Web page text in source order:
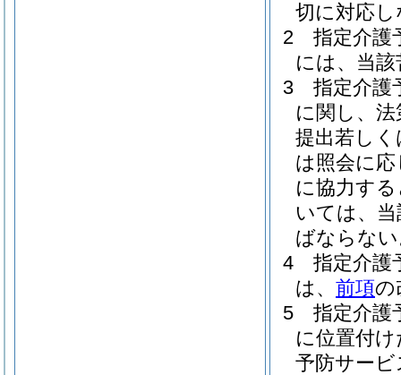
切に対応
2
指定介護
には、当
3
指定介護
に関し、
提出若し
は照会に
に協力す
いては、
ばならな
4
指定介護
は、 前項の
5
指定介護
に位置付
予防サービ